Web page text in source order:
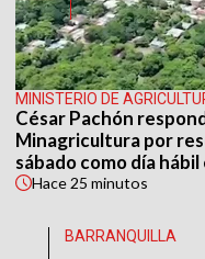
MINISTERIO DE
César Pachón
Minagricultura por
sábado como día hábil
Hace25 minutos
BARRANQUILLA